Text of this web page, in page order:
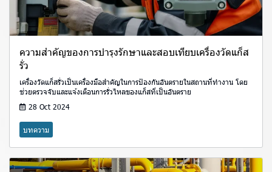
ความสำคัญของการบำรุงรักษาและสอบเทียบเครื่องวัดแก็ส
รั่ว
เครื่องวัดแก็สรั่วเป็นเครื่องมือสำคัญในการป้องกันอันตรายในสถานที่ทำงาน โดย
ช่วยตรวจจับและแจ้งเตือนการรั่วไหลของแก็สที่เป็นอันตราย
28 Oct 2024
บทความ